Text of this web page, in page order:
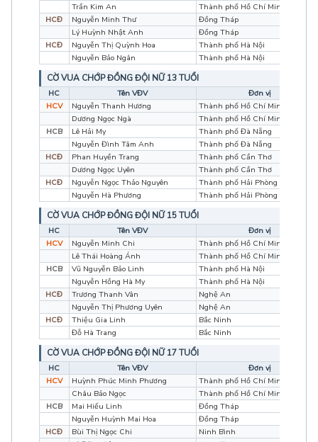
Trần Kim An
Thành phố Hồ Chí Minh
HCĐ
Nguyễn Minh Thư
Đồng Tháp
Lý Huỳnh Nhật Anh
Đồng Tháp
HCĐ
Nguyễn Thị Quỳnh Hoa
Thành phố Hà Nội
Nguyễn Bảo Ngân
Thành phố Hà Nội
CỜ VUA CHỚP ĐỒNG ĐỘI NỮ 13 TUỔI
HC Tên VĐV
Đơn vị
HCV
Nguyễn Thanh Hương
Thành phố Hồ Chí Minh
Dương Ngọc Ngà
Thành phố Hồ Chí Minh
HCB
Lê Hải My
Thành phố Đà Nẵng
Nguyễn Đình Tâm Anh
Thành phố Đà Nẵng
HCĐ
Phan Huyền Trang
Thành phố Cần Thơ
Dương Ngọc Uyên
Thành phố Cần Thơ
HCĐ
Nguyễn Ngọc Thảo Nguyên
Thành phố Hải Phòng
Nguyễn Hà Phương
Thành phố Hải Phòng
CỜ VUA CHỚP ĐỒNG ĐỘI NỮ 15 TUỔI
HC Tên VĐV
Đơn vị
HCV
Nguyễn Minh Chi
Thành phố Hồ Chí Minh
Lê Thái Hoàng Ánh
Thành phố Hồ Chí Minh
HCB
Vũ Nguyễn Bảo Linh
Thành phố Hà Nội
Nguyễn Hồng Hà My
Thành phố Hà Nội
HCĐ
Trương Thanh Vân
Nghệ An
Nguyễn Thị Phương Uyên
Nghệ An
HCĐ
Thiệu Gia Linh
Bắc Ninh
Đỗ Hà Trang
Bắc Ninh
CỜ VUA CHỚP ĐỒNG ĐỘI NỮ 17 TUỔI
HC Tên VĐV
Đơn vị
HCV
Huỳnh Phúc Minh Phương
Thành phố Hồ Chí Minh
Châu Bảo Ngọc
Thành phố Hồ Chí Minh
HCB
Mai Hiếu Linh
Đồng Tháp
Nguyễn Huỳnh Mai Hoa
Đồng Tháp
HCĐ
Bùi Thị Ngọc Chi
Ninh Bình